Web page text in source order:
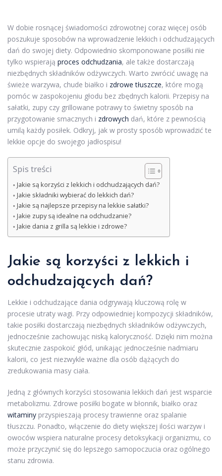
W dobie rosnącej świadomości zdrowotnej coraz więcej osób
poszukuje sposobów na wprowadzenie lekkich i odchudzających
dań do swojej diety. Odpowiednio skomponowane posiłki nie
tylko wspierają proces odchudzania, ale także dostarczają
niezbędnych składników odżywczych. Warto zwrócić uwagę na
świeże warzywa, chude białko i zdrowe tłuszcze, które mogą
pomóc w zaspokojeniu głodu bez zbędnych kalorii. Przepisy na
sałatki, zupy czy grillowane potrawy to świetny sposób na
przygotowanie smacznych i zdrowych dań, które z pewnością
umilą każdy posiłek. Odkryj, jak w prosty sposób wprowadzić te
lekkie opcje do swojego jadłospisu!
Spis treści
Jakie są korzyści z lekkich i odchudzających dań?
Jakie składniki wybierać do lekkich dań?
Jakie są najlepsze przepisy na lekkie sałatki?
Jakie zupy są idealne na odchudzanie?
Jakie dania z grilla są lekkie i zdrowe?
Jakie są korzyści z lekkich i
odchudzających dań?
Lekkie i odchudzające dania odgrywają kluczową rolę w
procesie utraty wagi. Przy odpowiedniej kompozycji składników,
takie posiłki dostarczają niezbędnych składników odżywczych,
jednocześnie zachowując niską kaloryczność. Dzięki nim można
skutecznie zaspokoić głód, unikając jednocześnie nadmiaru
kalorii, co jest niezwykle ważne dla osób dążących do
zredukowania masy ciała.
Jedną z głównych korzyści stosowania lekkich dań jest wsparcie
metabolizmu. Zdrowe posiłki bogate w błonnik, białko oraz
witaminy przyspieszają procesy trawienne oraz spalanie
tłuszczu. Ponadto, włączenie do diety większej ilości warzyw i
owoców wspiera naturalne procesy detoksykacji organizmu, co
może przyczynić się do lepszego samopoczucia oraz ogólnego
stanu zdrowia.